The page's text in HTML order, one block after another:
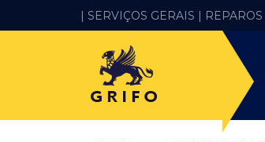
| SERVIÇOS GERAIS | REPAROS